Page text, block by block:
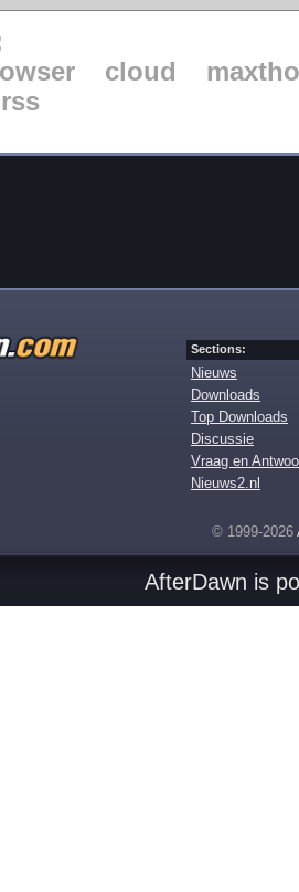
cloud
rss
Sections:
Nieuws
Downloads
Top Downloads
Discussie
Vraag en
Nieuws2.nl
© 1999-2026
AfterDawn is